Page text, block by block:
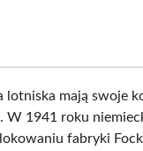
lotniska mają swoje
1941 roku
fabryki